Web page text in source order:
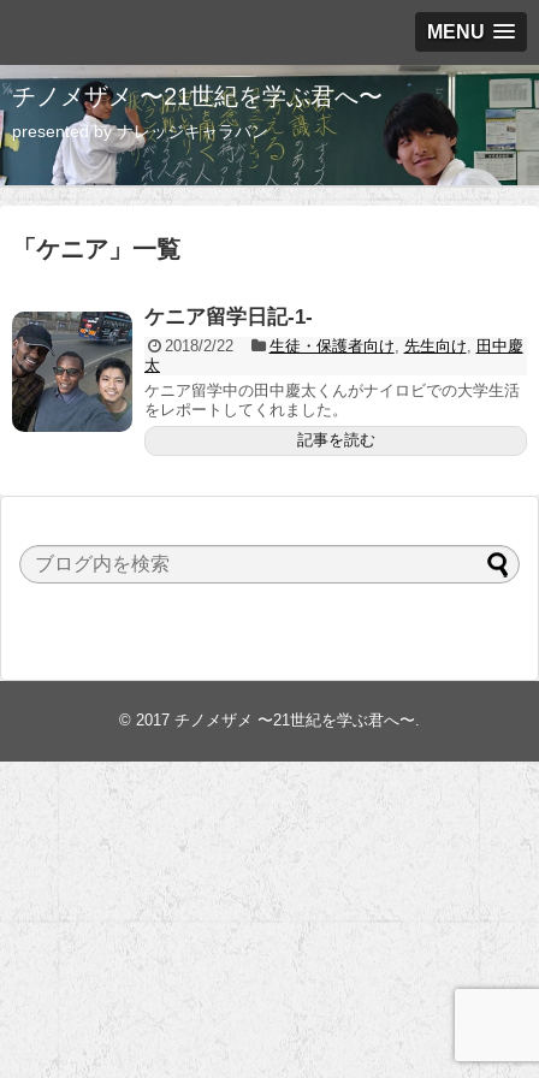
MENU
チノメザメ 〜21世紀を学ぶ君へ〜
presented by ナレッジキャラバン
「 ケニア 」 一覧
ケニア留学日記-1-
2018/2/22 生徒・保護者向け 先生向け
田中慶
太
ケニア留学中の田中慶太くんがナイロビでの大学生活
をレポートしてくれました。
記事を読む
© 2017 チノメザメ 〜21世紀を学ぶ君へ〜